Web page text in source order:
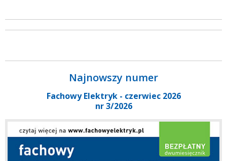
Najnowszy numer
Fachowy Elektryk - czerwiec 2026
nr 3/2026